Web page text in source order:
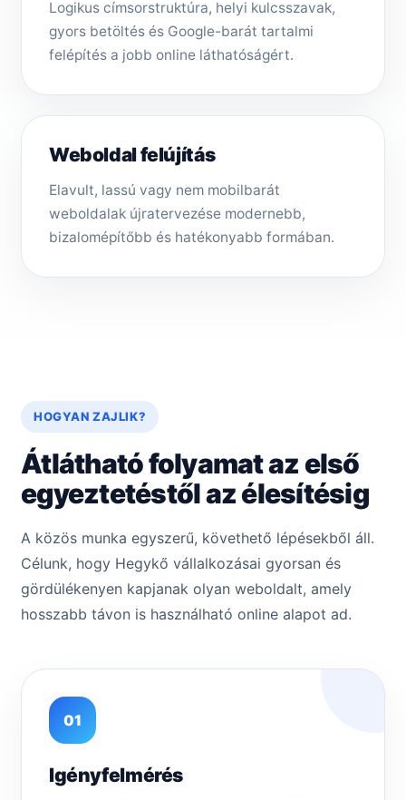
Logikus címsorstruktúra, helyi kulcsszavak,
gyors betöltés és Google-barát tartalmi
felépítés a jobb online láthatóságért.
Weboldal felújítás
Elavult, lassú vagy nem mobilbarát
weboldalak újratervezése modernebb,
bizalomépítőbb és hatékonyabb formában.
HOGYAN ZAJLIK?
Átlátható folyamat az első
egyeztetéstől az élesítésig
A közös munka egyszerű, követhető lépésekből áll.
Célunk, hogy Hegykő vállalkozásai gyorsan és
gördülékenyen kapjanak olyan weboldalt, amely
hosszabb távon is használható online alapot ad.
01
Igényfelmérés